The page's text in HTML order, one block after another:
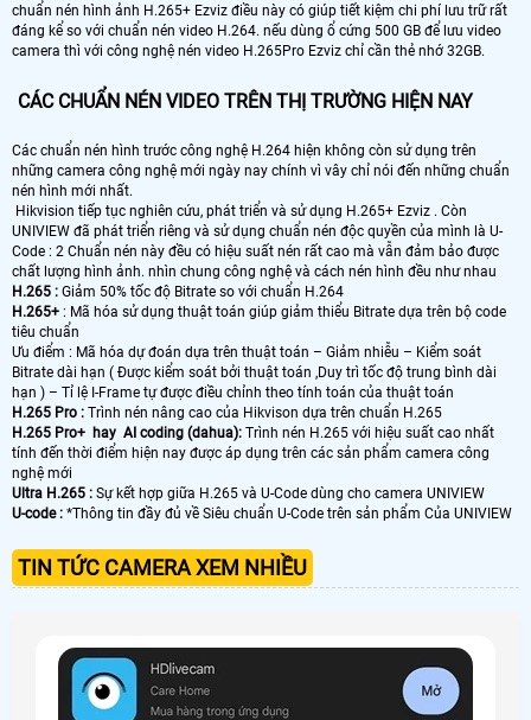
chuẩn nén hình ảnh H.265+ Ezviz điều này có giúp tiết kiệm chi phí lưu trữ rất
đáng kể so với chuẩn nén video H.264. nếu dùng ổ cứng 500 GB để lưu video
camera thì với công nghệ nén video H.265Pro Ezviz chỉ cần thẻ nhớ 32GB.
CÁC CHUẨN NÉN VIDEO TRÊN THỊ TRƯỜNG HIỆN NAY
Các chuẩn nén hình trước công nghệ H.264 hiện không còn sử dụng trên
những camera công nghệ mới ngày nay chính vì vây chỉ nói đến những chuẩn
nén hình mới nhất.
Hikvision tiếp tục nghiên cứu, phát triển và sử dụng H.265+ Ezviz . Còn
UNIVIEW đã phát triển riêng và sử dụng chuẩn nén độc quyền của mình là U-
Code : 2 Chuẩn nén này đều có hiệu suất nén rất cao mà vẫn đảm bảo được
chất lượng hình ảnh. nhìn chung công nghệ và cách nén hình đều như nhau
H.265 : Giảm 50% tốc độ Bitrate so với chuẩn H.264
H.265+ : Mã hóa sử dụng thuật toán giúp giảm thiểu Bitrate dựa trên bộ code
tiêu chuẩn
Ưu điểm : Mã hóa dự đoán dựa trên thuật toán – Giảm nhiễu – Kiểm soát
Bitrate dài hạn ( Được kiểm soát bởi thuật toán ,Duy trì tốc độ trung bình dài
hạn ) – Tỉ lệ I-Frame tự được điều chỉnh theo tính toán của thuật toán
H.265 Pro : Trình nén nâng cao của Hikvison dựa trên chuẩn H.265
H.265 Pro+ hay AI coding (dahua): Trình nén H.265 với hiệu suất cao nhất
tính đến thời điểm hiện nay được áp dụng trên các sản phẩm camera công
nghệ mới
Ultra H.265 : Sự kết hợp giữa H.265 và U-Code dùng cho camera UNIVIEW
U-code : *Thông tin đầy đủ về Siêu chuẩn U-Code trên sản phẩm Của UNIVIEW
TIN TỨC CAMERA XEM NHIỀU